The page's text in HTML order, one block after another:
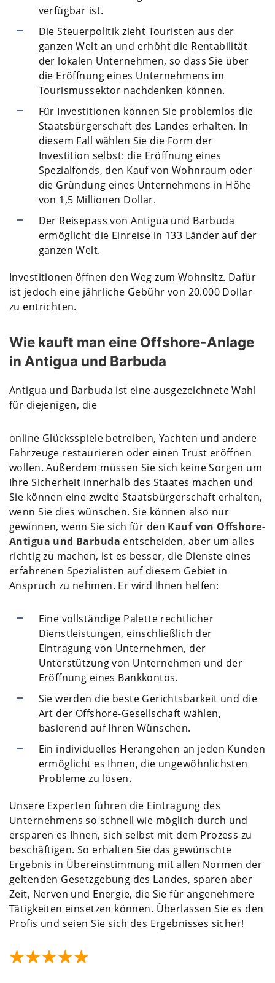
verfügbar ist.
Die Steuerpolitik zieht Touristen aus der
ganzen Welt an und erhöht die Rentabilität
der lokalen Unternehmen, so dass Sie über
die Eröffnung eines Unternehmens im
Tourismussektor nachdenken können.
Für Investitionen können Sie problemlos die
Staatsbürgerschaft des Landes erhalten. In
diesem Fall wählen Sie die Form der
Investition selbst: die Eröffnung eines
Spezialfonds, den Kauf von Wohnraum oder
die Gründung eines Unternehmens in Höhe
von 1,5 Millionen Dollar.
Der Reisepass von Antigua und Barbuda
ermöglicht die Einreise in 133 Länder auf der
ganzen Welt.
Investitionen öffnen den Weg zum Wohnsitz. Dafür
ist jedoch eine jährliche Gebühr von 20.000 Dollar
zu entrichten.
Wie kauft man eine Offshore-Anlage
in Antigua und Barbuda
Antigua und Barbuda ist eine ausgezeichnete Wahl
für diejenigen, die
online Glücksspiele betreiben, Yachten und andere
Fahrzeuge restaurieren oder einen Trust eröffnen
wollen. Außerdem müssen Sie sich keine Sorgen um
Ihre Sicherheit innerhalb des Staates machen und
Sie können eine zweite Staatsbürgerschaft erhalten,
wenn Sie dies wünschen. Sie können also nur
gewinnen, wenn Sie sich für den Kauf von Offshore-
Antigua und Barbuda entscheiden, aber um alles
richtig zu machen, ist es besser, die Dienste eines
erfahrenen Spezialisten auf diesem Gebiet in
Anspruch zu nehmen. Er wird Ihnen helfen:
Eine vollständige Palette rechtlicher
Dienstleistungen, einschließlich der
Eintragung von Unternehmen, der
Unterstützung von Unternehmen und der
Eröffnung eines Bankkontos.
Sie werden die beste Gerichtsbarkeit und die
Art der Offshore-Gesellschaft wählen,
basierend auf Ihren Wünschen.
Ein individuelles Herangehen an jeden Kunden
ermöglicht es Ihnen, die ungewöhnlichsten
Probleme zu lösen.
Unsere Experten führen die Eintragung des
Unternehmens so schnell wie möglich durch und
ersparen es Ihnen, sich selbst mit dem Prozess zu
beschäftigen. So erhalten Sie das gewünschte
Ergebnis in Übereinstimmung mit allen Normen der
geltenden Gesetzgebung des Landes, sparen aber
Zeit, Nerven und Energie, die Sie für angenehmere
Tätigkeiten einsetzen können. Überlassen Sie es den
Profis und seien Sie sich des Ergebnisses sicher!